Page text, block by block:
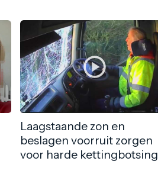
Laagstaande zon en
beslagen voorruit zorgen
voor harde kettingbotsing